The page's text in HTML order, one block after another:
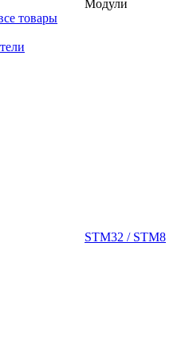
Модули
товары
STM32 / STM8